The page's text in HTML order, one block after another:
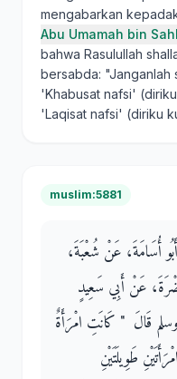
mengabarkan
Abu Umamah bin
bahwa Rasulullah
bersabda: "Janganlah
'Khabusat nafsi'
'Laqisat nafsi' (diriku
muslim:5881
أُسَامَةَ، عَنْ شُعْبَةَ،
عَنْ أَبِي سَعِيدٍ
قَالَ ‏ "‏ كَانَتِ امْرَأَةٌ
طَوِيلَتَيْنِ